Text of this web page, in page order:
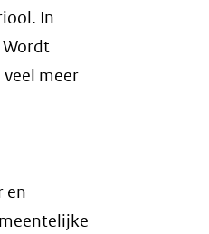
In
meer
en